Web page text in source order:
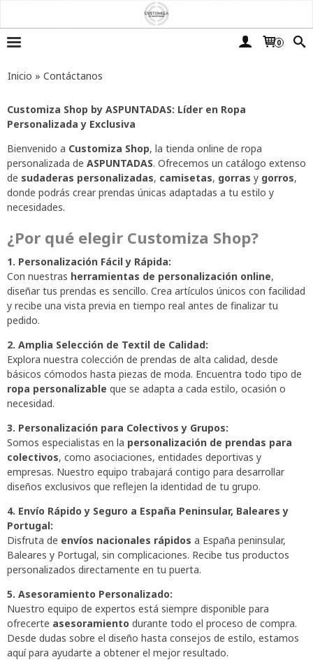
0
Inicio » Contáctanos
Customiza Shop by ASPUNTADAS: Líder en Ropa
Personalizada y Exclusiva
Bienvenido a Customiza Shop, la tienda online de ropa
personalizada de ASPUNTADAS. Ofrecemos un catálogo extenso
de sudaderas personalizadas, camisetas, gorras y gorros,
donde podrás crear prendas únicas adaptadas a tu estilo y
necesidades.
¿Por qué elegir Customiza Shop?
1. Personalización Fácil y Rápida:
Con nuestras herramientas de personalización online,
diseñar tus prendas es sencillo. Crea artículos únicos con facilidad
y recibe una vista previa en tiempo real antes de finalizar tu
pedido.
2. Amplia Selección de Textil de Calidad:
Explora nuestra colección de prendas de alta calidad, desde
básicos cómodos hasta piezas de moda. Encuentra todo tipo de
ropa personalizable que se adapta a cada estilo, ocasión o
necesidad.
3. Personalización para Colectivos y Grupos:
Somos especialistas en la personalización de prendas para
colectivos, como asociaciones, entidades deportivas y
empresas. Nuestro equipo trabajará contigo para desarrollar
diseños exclusivos que reflejen la identidad de tu grupo.
4. Envío Rápido y Seguro a España Peninsular, Baleares y
Portugal:
Disfruta de envíos nacionales rápidos a España peninsular,
Baleares y Portugal, sin complicaciones. Recibe tus productos
personalizados directamente en tu puerta.
5. Asesoramiento Personalizado:
Nuestro equipo de expertos está siempre disponible para
ofrecerte asesoramiento durante todo el proceso de compra.
Desde dudas sobre el diseño hasta consejos de estilo, estamos
aquí para ayudarte a obtener el mejor resultado.